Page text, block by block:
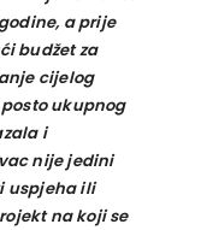
a prije
budžet za
cijelog
ukupnog
i
nije jedini
uspjeha ili
na koji se